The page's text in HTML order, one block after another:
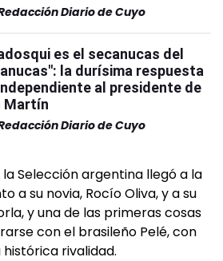
Diario de Cuyo
es el secanucas del
la durísima respuesta
al presidente de
Martín
Diario de Cuyo
Selección argentina llegó a la
a su novia, Rocío Oliva, y a su
y una de las primeras cosas
con el brasileño Pelé, con
rivalidad.